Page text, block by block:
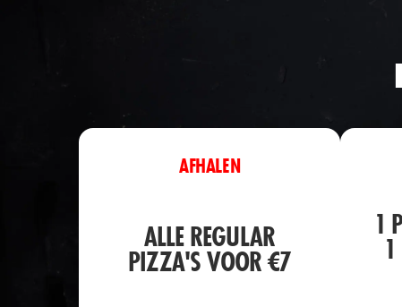
AFHALEN
ALLE REGULAR
PIZZA'S VOOR €7
1